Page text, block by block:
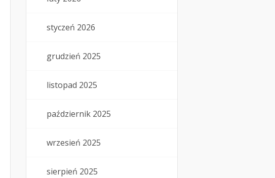
styczeń 2026
grudzień 2025
listopad 2025
październik 2025
wrzesień 2025
sierpień 2025